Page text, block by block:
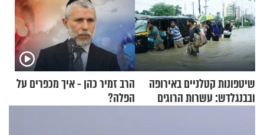
שיטפונות קטלניים באירופה
ובבנגלדש: עשרות הרוגים
הרב זמיר כהן - איך מכפרים על
הפלה?